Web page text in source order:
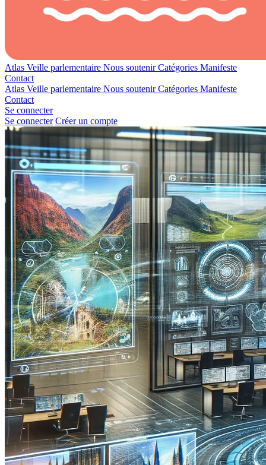
Atlas Veille parlementaire Nous soutenirCatégories Manifeste
Contact
Atlas Veille parlementaire Nous soutenirCatégories Manifeste
Contact
Se connecter
Se connecter Créer un compte